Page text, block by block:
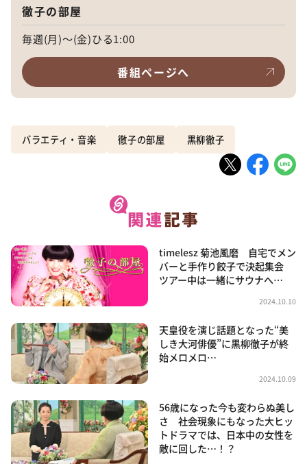
徹子の部屋
毎週(月)～(金)ひる1:00
番組ページへ
バラエティ・音楽 徹子の部屋 黒柳徹子
timelesz 菊池風磨 自宅でメン
バーと手作り餃子で決起集会
ツアー中は一緒にサウナへ…
2024.10.10
天皇役を演じ話題となった“美
しき大河俳優”に黒柳徹子が終
始メロメロ…
2024.10.09
56歳になった今も変わらぬ美し
さ 社会現象にもなった大ヒッ
トドラマでは、日本中の女性を
敵に回した…！？